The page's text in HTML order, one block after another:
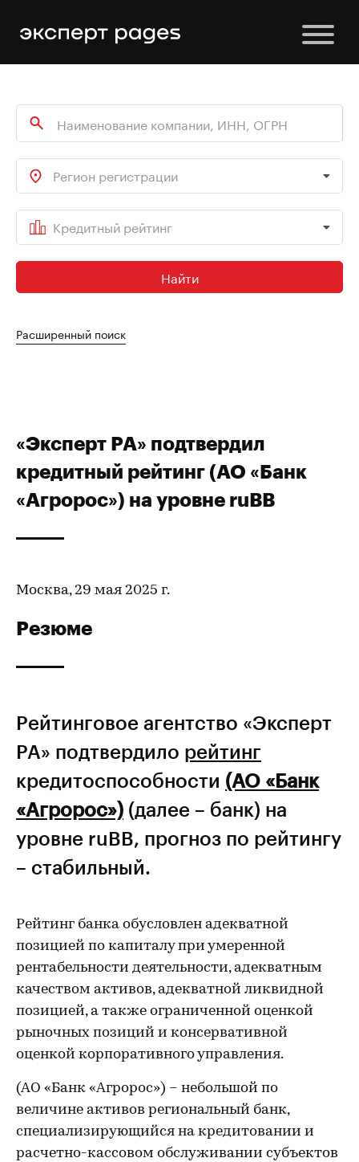
Регион регистрации
Кредитный рейтинг
Найти
Расширенный поиск
«Эксперт РА» подтвердил
кредитный рейтинг (АО «Банк
«Агророс») на уровне ruBB
Москва, 29 мая 2025 г.
Резюме
Рейтинговое агентство «Эксперт
РА» подтвердило рейтинг
кредитоспособности (АО «Банк
«Агророс») (далее – банк) на
уровне ruBB, прогноз по рейтингу
– стабильный.
Рейтинг банка обусловлен адекватной
позицией по капиталу при умеренной
рентабельности деятельности, адекватным
качеством активов, адекватной ликвидной
позицией, а также ограниченной оценкой
рыночных позиций и консервативной
оценкой корпоративного управления.
(АО «Банк «Агророс») – небольшой по
величине активов региональный банк,
специализирующийся на кредитовании и
расчетно-кассовом обслуживании субъектов